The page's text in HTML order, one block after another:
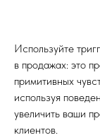
Используйте
в продажах: это
примитивных
используя
увеличить ваши
клиентов.